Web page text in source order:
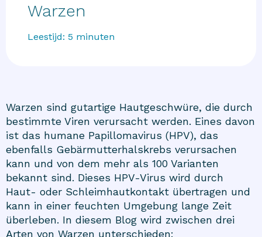
Warzen
Leestijd: 5 minuten
Warzen sind gutartige Hautgeschwüre, die durch
bestimmte Viren verursacht werden. Eines davon
ist das humane Papillomavirus (HPV), das
ebenfalls Gebärmutterhalskrebs verursachen
kann und von dem mehr als 100 Varianten
bekannt sind. Dieses HPV-Virus wird durch
Haut- oder Schleimhautkontakt übertragen und
kann in einer feuchten Umgebung lange Zeit
überleben. In diesem Blog wird zwischen drei
Arten von Warzen unterschieden: